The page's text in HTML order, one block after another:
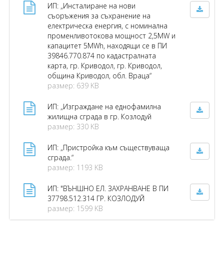
ИП: „Инсталиране на нови
съоръжения за съхранение на
електрическа енергия, с номинална
променливотокова мощност 2,5MW и
капацитет 5MWh, находящи се в ПИ
39846.770.874 по кадастралната
карта, гр. Криводол, гр. Криводол,
община Криводол, обл. Враца“
размер: 639 KB
ИП: „Изграждане на еднофамилна
жилищна сграда в гр. Козлодуй
размер: 330 KB
ИП: „Пристройка към съществуваща
сграда.“
размер: 1193 KB
ИП: "ВЪНШНО ЕЛ. ЗАХРАНВАНЕ В ПИ
37798.512.314 ГР. КОЗЛОДУЙ
размер: 1599 KB